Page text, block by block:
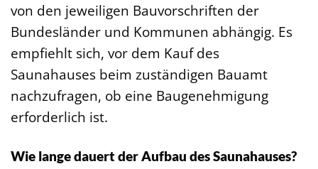
von den jeweiligen Bauvorschriften der
Bundesländer und Kommunen abhängig. Es
empfiehlt sich, vor dem Kauf des
Saunahauses beim zuständigen Bauamt
nachzufragen, ob eine Baugenehmigung
erforderlich ist.
Wie lange dauert der Aufbau des Saunahauses?